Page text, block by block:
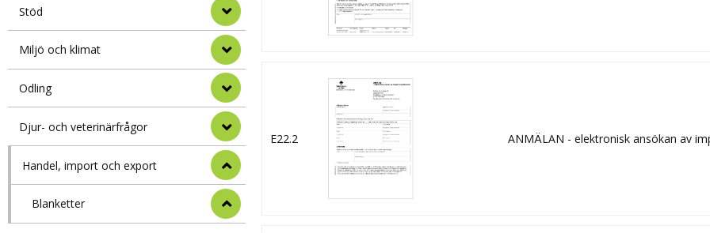
Stöd
Miljö och klimat
Odling
Djur- och veterinärfrågor
Handel, import och export
Blanketter
E22.2 ANMÄLAN - elektronisk ansökan av